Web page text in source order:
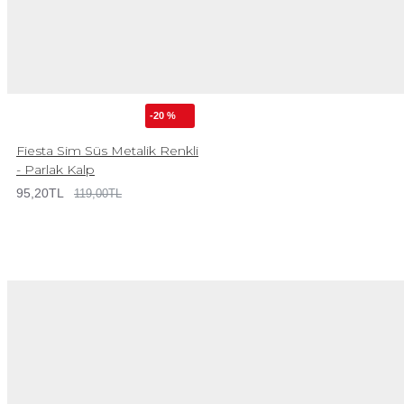
-20 %
Fiesta Sim Süs Metalik Renkli
- Parlak Kalp
95,20TL 119,00TL